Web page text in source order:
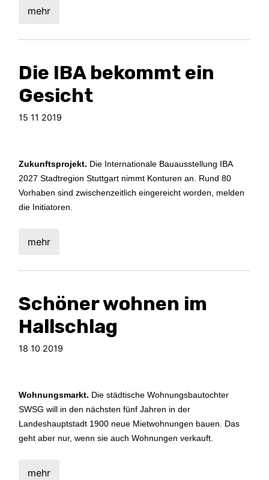
mehr
Die IBA bekommt ein
Gesicht
15 11 2019
Zukunftsprojekt. Die Internationale Bauausstellung IBA
2027 Stadtregion Stuttgart nimmt Konturen an. Rund 80
Vorhaben sind zwischenzeitlich eingereicht worden, melden
die Initiatoren.
mehr
Schöner wohnen im
Hallschlag
18 10 2019
Wohnungsmarkt. Die städtische Wohnungsbautochter
SWSG will in den nächsten fünf Jahren in der
Landeshauptstadt 1900 neue Mietwohnungen bauen. Das
geht aber nur, wenn sie auch Wohnungen verkauft.
mehr